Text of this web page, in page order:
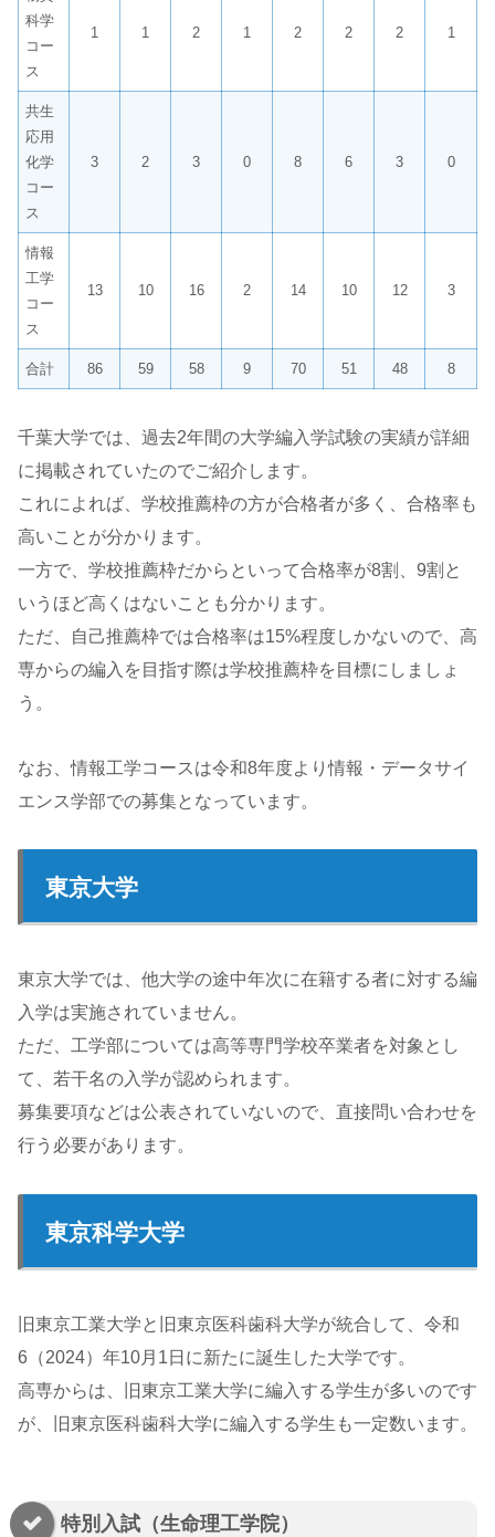
科学
コー
ス
1 1 2 1 2 2 2 1
共生
応用
化学
コー
ス
3 2 3 0 8 6 3 0
情報
工学
コー
ス
13 10 16 2 14 10 12 3
合計 86 59 58 9 70 51 48 8
千葉大学では、過去2年間の大学編入学試験の実績が詳細
に掲載されていたのでご紹介します。
これによれば、学校推薦枠の方が合格者が多く、合格率も
高いことが分かります。
一方で、学校推薦枠だからといって合格率が8割、9割と
いうほど高くはないことも分かります。
ただ、自己推薦枠では合格率は15%程度しかないので、高
専からの編入を目指す際は学校推薦枠を目標にしましょ
う。
なお、情報工学コースは令和8年度より情報・データサイ
エンス学部での募集となっています。
東京大学
東京大学では、他大学の途中年次に在籍する者に対する編
入学は実施されていません。
ただ、工学部については高等専門学校卒業者を対象とし
て、若干名の入学が認められます。
募集要項などは公表されていないので、直接問い合わせを
行う必要があります。
東京科学大学
旧東京工業大学と旧東京医科歯科大学が統合して、令和
6（2024）年10月1日に新たに誕生した大学です。
高専からは、旧東京工業大学に編入する学生が多いのです
が、旧東京医科歯科大学に編入する学生も一定数います。
特別入試（生命理工学院）